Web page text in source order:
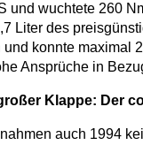
und wuchtete 260
Liter des
und konnte maximal
Ansprüche in
Klappe: Der
auch 1994